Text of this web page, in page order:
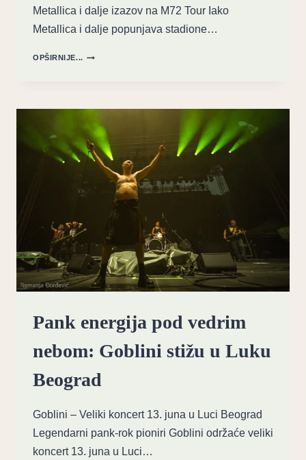
Metallica i dalje izazov na M72 Tour Iako
Metallica i dalje popunjava stadione…
OPŠIRNIJE... GRANICE
PESME
GA
DALJE
IZAZIVAJU
Pank energija pod vedrim
nebom: Goblini stižu u Luku
Beograd
Goblini – Veliki koncert 13. juna u Luci Beograd
Legendarni pank-rok pioniri Goblini održaće veliki
koncert 13. juna u Luci…